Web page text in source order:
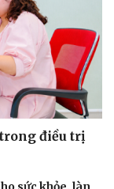
điều trị